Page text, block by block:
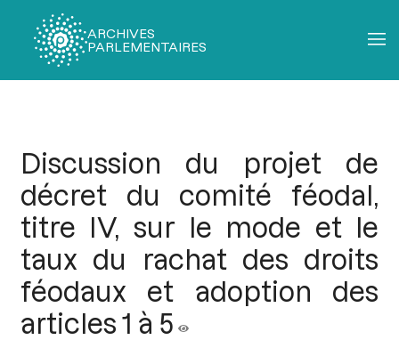
ARCHIVES
PARLEMENTAIRES
Discussion du projet de
décret du comité féodal,
titre IV, sur le mode et le
taux du rachat des droits
féodaux et adoption des
articles 1 à 5